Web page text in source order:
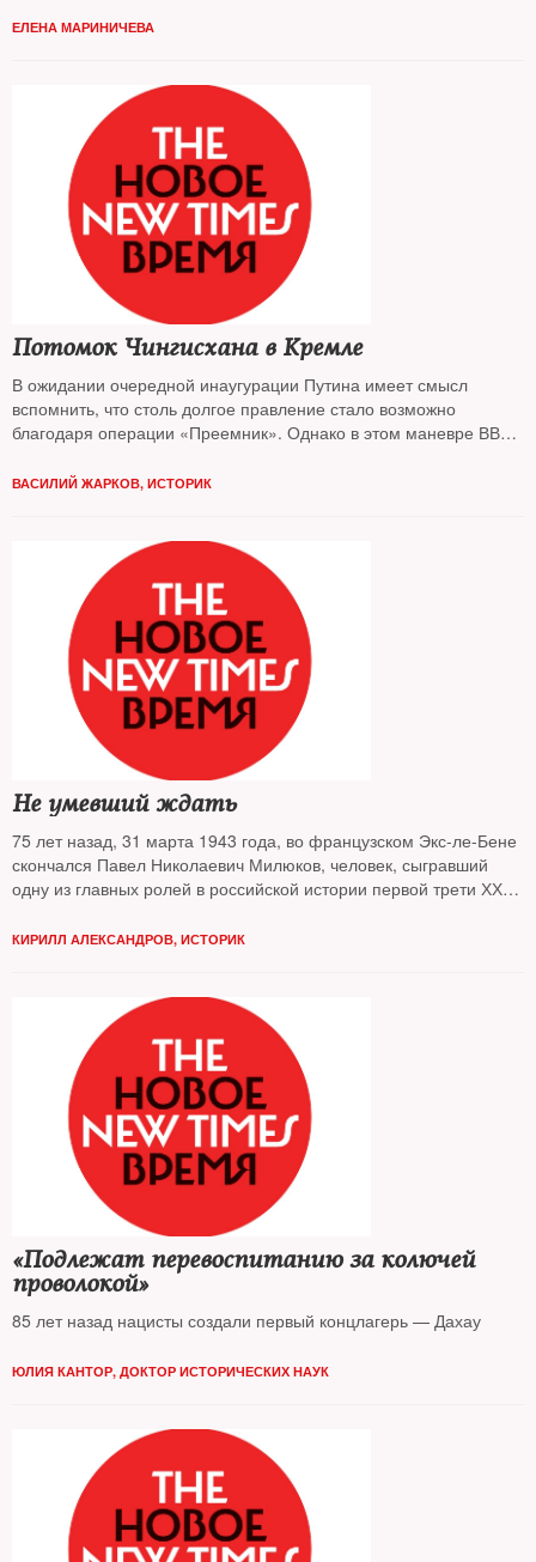
ЕЛЕНА МАРИНИЧЕВА
Потомок Чингисхана в Кремле
В ожидании очередной инаугурации Путина имеет смысл
вспомнить, что столь долгое правление стало возможно
благодаря операции «Преемник». Однако в этом маневре ВВП
ВАСИЛИЙ ЖАРКОВ, ИСТОРИК
Не умевший ждать
75 лет назад, 31 марта 1943 года, во французском Экс-ле-Бене
скончался Павел Николаевич Милюков, человек, сыгравший
одну из главных ролей в российской истории первой трети ХХ
КИРИЛЛ АЛЕКСАНДРОВ, ИСТОРИК
«Подлежат перевоспитанию за колючей
проволокой»
85 лет назад нацисты создали первый концлагерь — Дахау
ЮЛИЯ КАНТОР, ДОКТОР ИСТОРИЧЕСКИХ НАУК